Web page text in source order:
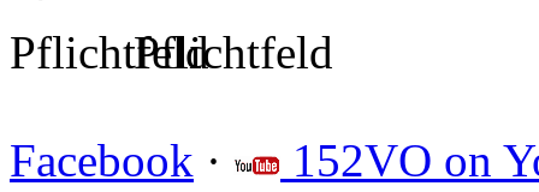
Pflichtfeld
Facebook · 152VO on